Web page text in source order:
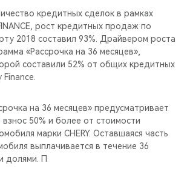
кредитных сделок в рамках
рост кредитных продаж по
2018 составил 93%. Драйвером роста
«Рассрочка на 36 месяцев»,
составили 52% от общих кредитных
на 36 месяцев» предусматривает
50% и более от стоимости
марки CHERY. Оставшаяся часть
выплачивается в течение 36
долями. П